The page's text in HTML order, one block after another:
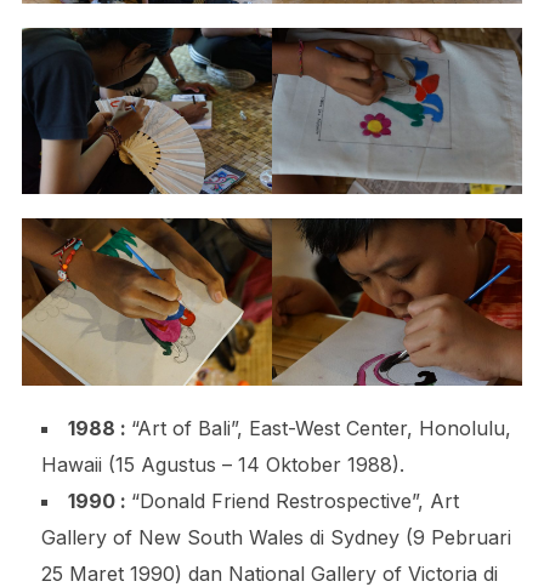
1988 : “Art of Bali”, East-West Center, Honolulu,
Hawaii (15 Agustus – 14 Oktober 1988).
1990 : “Donald Friend Restrospective”, Art
Gallery of New South Wales di Sydney (9 Pebruari
25 Maret 1990) dan National Gallery of Victoria di